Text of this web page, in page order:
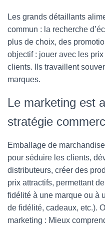
Les grands détaillants
commun : la recherche
plus de choix, des
objectif : jouer avec les
clients. Ils travaillent
marques.
Le marketing est
stratégie
Emballage de
pour séduire les clients,
distributeurs, créer des
prix attractifs, permettant
fidélité à une marque ou à
de fidélité, cadeaux, etc.).
marketing : Mieux